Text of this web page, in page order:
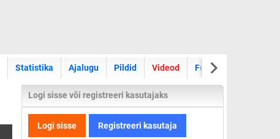
Statistika Ajalugu Pildid Videod Foorum
Logi sisse või registreeri kasutajaks
Logi sisse Registreeri kasutaja